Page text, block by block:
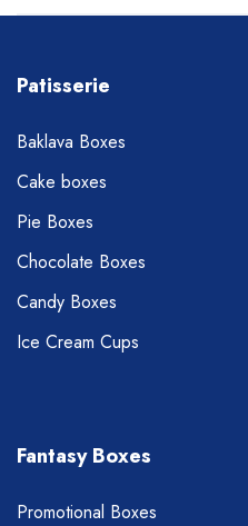
Patisserie
Baklava Boxes
Cake boxes
Pie Boxes
Chocolate Boxes
Candy Boxes
Ice Cream Cups
Fantasy Boxes
Promotional Boxes